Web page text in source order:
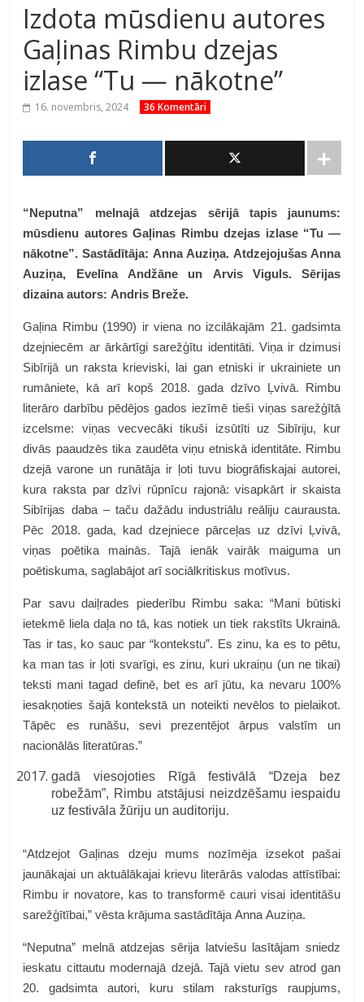
Izdota mūsdienu autores
Gaļinas Rimbu dzejas
izlase “Tu — nākotne”
16. novembris, 2024 36 Komentāri
“Neputna” melnajā atdzejas sērijā tapis jaunums:
mūsdienu autores Gaļinas Rimbu dzejas izlase “Tu —
nākotne”. Sastādītāja: Anna Auziņa. Atdzejojušas Anna
Auziņa, Evelīna Andžāne un Arvis Viguls. Sērijas
dizaina autors: Andris Breže.
Gaļina Rimbu (1990) ir viena no izcilākajām 21. gadsimta
dzejniecēm ar ārkārtīgi sarežģītu identitāti. Viņa ir dzimusi
Sibīrijā un raksta krieviski, lai gan etniski ir ukrainiete un
rumāniete, kā arī kopš 2018. gada dzīvo Ļvivā. Rimbu
literāro darbību pēdējos gados iezīmē tieši viņas sarežģītā
izcelsme: viņas vecvecāki tikuši izsūtīti uz Sibīriju, kur
divās paaudzēs tika zaudēta viņu etniskā identitāte. Rimbu
dzejā varone un runātāja ir ļoti tuvu biogrāfiskajai autorei,
kura raksta par dzīvi rūpnīcu rajonā: visapkārt ir skaista
Sibīrijas daba – taču dažādu industriālu reāliju caurausta.
Pēc 2018. gada, kad dzejniece pārceļas uz dzīvi Ļvivā,
viņas poētika mainās. Tajā ienāk vairāk maiguma un
poētiskuma, saglabājot arī sociālkritiskus motīvus.
Par savu daiļrades piederību Rimbu saka: “Mani būtiski
ietekmē liela daļa no tā, kas notiek un tiek rakstīts Ukrainā.
Tas ir tas, ko sauc par “kontekstu”. Es zinu, ka es to pētu,
ka man tas ir ļoti svarīgi, es zinu, kuri ukraiņu (un ne tikai)
teksti mani tagad definē, bet es arī jūtu, ka nevaru 100%
iesakņoties šajā kontekstā un noteikti nevēlos to pielaikot.
Tāpēc es runāšu, sevi prezentējot ārpus valstīm un
nacionālās literatūras.”
gadā viesojoties Rīgā festivālā “Dzeja bez
robežām”, Rimbu atstājusi neizdzēšamu iespaidu
uz festivāla žūriju un auditoriju.
“Atdzejot Gaļinas dzeju mums nozīmēja izsekot pašai
jaunākajai un aktuālākajai krievu literārās valodas attīstībai:
Rimbu ir novatore, kas to transformē cauri visai identitāšu
sarežģītībai,” vēsta krājuma sastādītāja Anna Auziņa.
“Neputna” melnā atdzejas sērija latviešu lasītājam sniedz
ieskatu cittautu modernajā dzejā. Tajā vietu sev atrod gan
20. gadsimta autori, kuru stilam raksturīgs raupjums,